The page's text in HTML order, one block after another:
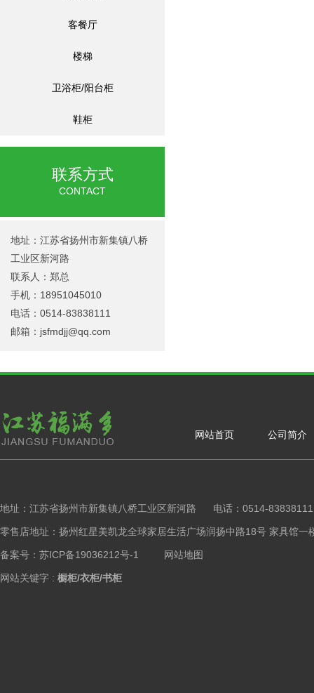
客餐厅
楼梯
卫浴柜/阳台柜
鞋柜
联系方式
CONTACT
地址：江苏省扬州市新集镇八桥
工业区新河路
联系人：郑总
手机：18951045010
电话：0514-83838111
邮箱：jsfmdjj@qq.com
网站首页 公司简介
地址：江苏省扬州市新集镇八桥工业区新河路 电话：0514-
零售店地址：扬州红星美凯龙全球家居生活广场润扬中路18号 家具
备案号：苏ICP备19036212号-1 网站地图
网站关键字 : 橱柜/衣柜/书柜